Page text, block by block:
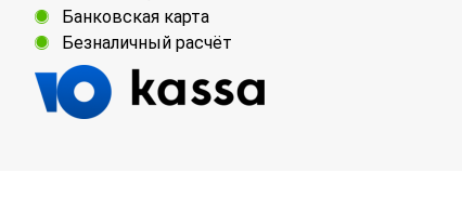
Банковская карта
Безналичный расчёт